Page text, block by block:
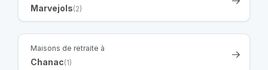
Marvejols(2)
Maisons de retraite à
Chanac(1)